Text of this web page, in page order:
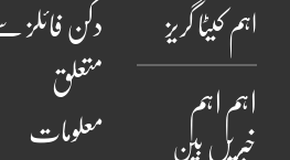
اہم کیٹا گریز
اہم اہم
خبریں بین
دکن فائلز
متعلق
معلومات